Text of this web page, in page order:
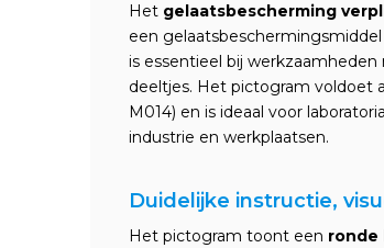
Het gelaatsbescherming
een
is essentieel bij
deeltjes. Het pictogram voldoet
M014) en is ideaal voor
industrie en werkplaatsen.
Duidelijke instructie,
Het pictogram toont een ronde